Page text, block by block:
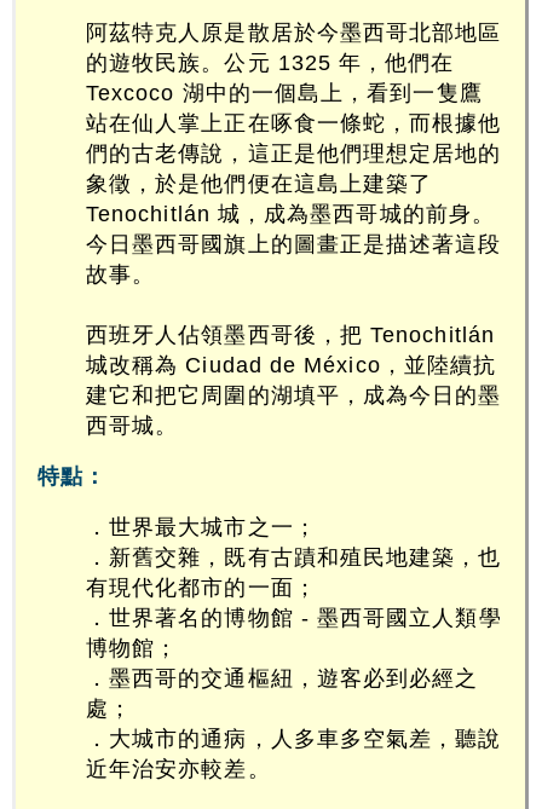
阿茲特克人原是散居於今墨西哥北部地區
的遊牧民族。公元 1325 年，他們在
Texcoco 湖中的一個島上，看到一隻鷹
站在仙人掌上正在啄食一條蛇，而根據他
們的古老傳說，這正是他們理想定居地的
象徵，於是他們便在這島上建築了
Tenochitlán 城，成為墨西哥城的前身。
今日墨西哥國旗上的圖畫正是描述著這段
故事。
西班牙人佔領墨西哥後，把 Tenochitlán
城改稱為 Ciudad de México，並陸續抗
建它和把它周圍的湖填平，成為今日的墨
西哥城。
特點：
．世界最大城市之一；
．新舊交雜，既有古蹟和殖民地建築，也
有現代化都市的一面；
．世界著名的博物館 - 墨西哥國立人類學
博物館；
．墨西哥的交通樞紐，遊客必到必經之
處；
．大城市的通病，人多車多空氣差，聽說
近年治安亦較差。